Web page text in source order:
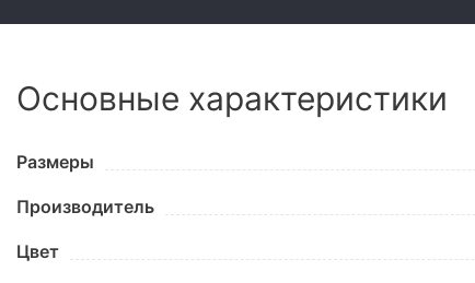
Основные характеристики
Размеры
Производитель
Цвет